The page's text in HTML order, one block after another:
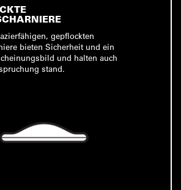
gepflockten
bieten Sicherheit und ein
und halten auch
stand.